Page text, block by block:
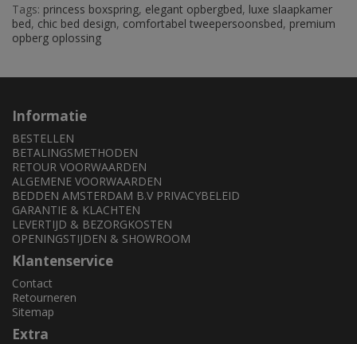
Tags: princess boxspring, elegant opbergbed, luxe slaapkamer
bed, chic bed design, comfortabel tweepersoonsbed, premium
opberg oplossing
Informatie
BESTELLEN
BETALINGSMETHODEN
RETOUR VOORWAARDEN
ALGEMENE VOORWAARDEN
BEDDEN AMSTERDAM B.V PRIVACYBELEID
GARANTIE & KLACHTEN
LEVERTIJD & BEZORGKOSTEN
OPENINGSTIJDEN & SHOWROOM
Klantenservice
Contact
Retourneren
Sitemap
Extra